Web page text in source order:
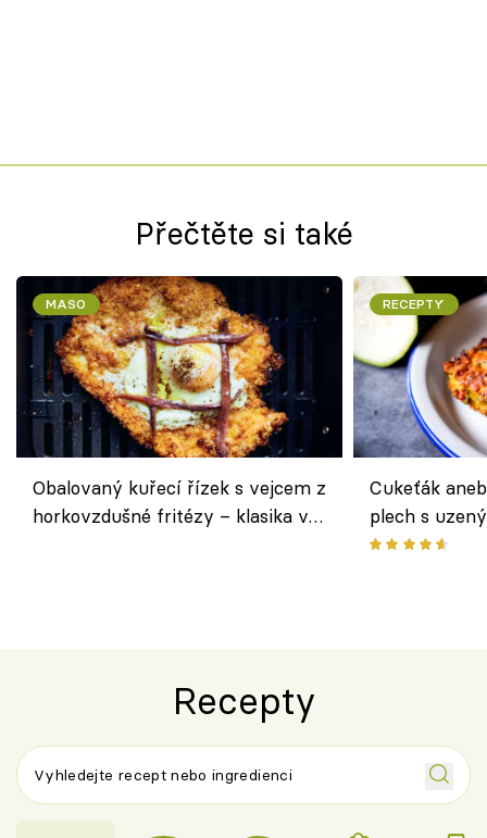
Přečtěte si také
MASO
Obalovaný kuřecí řízek s vejcem z
horkovzdušné fritézy – klasika v
RECEPTY
Cukeťák
plech s
způsob, jak
Recepty